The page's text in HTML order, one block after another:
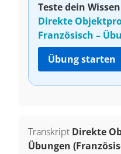
Teste dein Wissen
Direkte
Französisch –
Übung starten
Transkript Direkte
Übungen